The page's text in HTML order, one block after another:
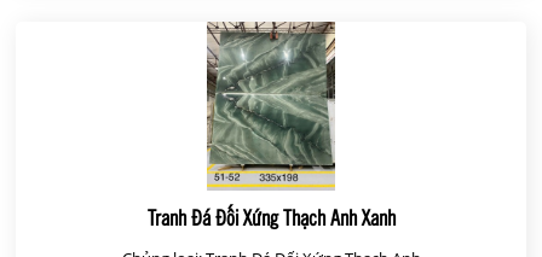
Tranh Đá Đối Xứng Thạch Anh Xanh